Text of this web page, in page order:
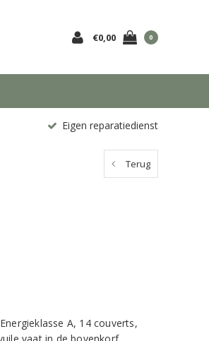
€0,00 0
Eigen reparatiedienst
Terug
A, 14 couverts,